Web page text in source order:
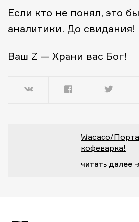
Если кто не понял, это
аналитики. До свидания!
Ваш Z — Храни вас Бог!
Wacaco/
кофеварка!
читать далее